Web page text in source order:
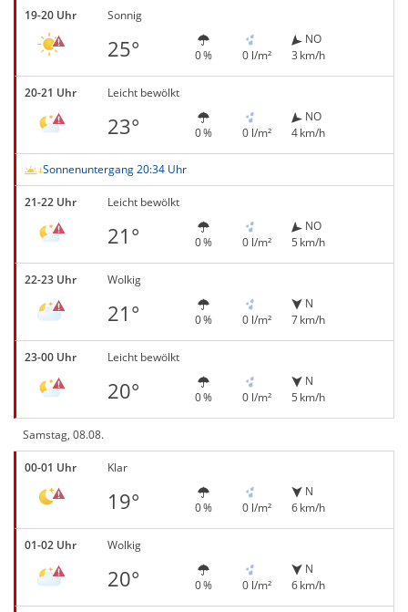
19-20 Uhr Sonnig
25° 0 % 0 l/m²
NO
3 km/h
20-21 Uhr Leicht bewölkt
23° 0 % 0 l/m²
NO
4 km/h
Sonnenuntergang 20:34 Uhr
21-22 Uhr Leicht bewölkt
21° 0 % 0 l/m²
NO
5 km/h
22-23 Uhr Wolkig
21° 0 % 0 l/m²
N
7 km/h
23-00 Uhr Leicht bewölkt
20° 0 % 0 l/m²
N
5 km/h
Samstag, 08.08.
00-01 Uhr Klar
19° 0 % 0 l/m²
N
6 km/h
01-02 Uhr Wolkig
20° 0 % 0 l/m²
N
6 km/h